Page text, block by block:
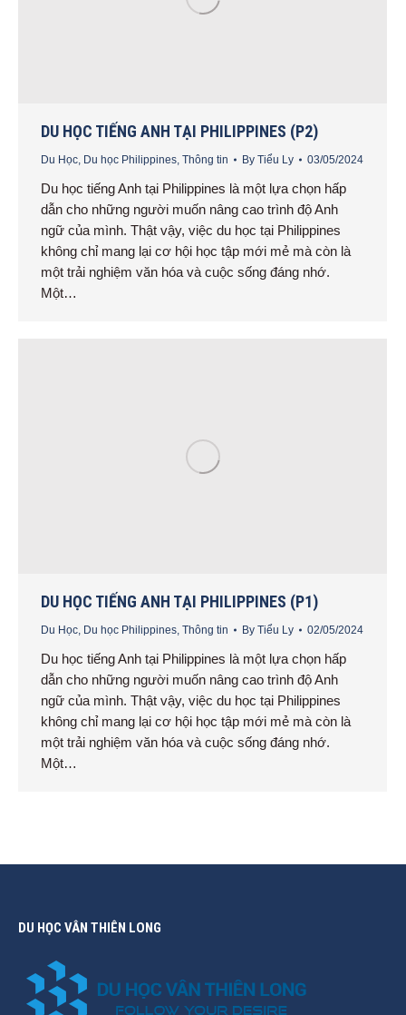
DU HỌC TIẾNG ANH TẠI PHILIPPINES (P2)
Du Học Du học Philippines Thông tin By Tiểu Ly 03/05/2024
Du học tiếng Anh tại Philippines là một lựa chọn hấp
dẫn cho những người muốn nâng cao trình độ Anh
ngữ của mình. Thật vậy, việc du học tại Philippines
không chỉ mang lại cơ hội học tập mới mẻ mà còn là
một trải nghiệm văn hóa và cuộc sống đáng nhớ.
Một…
DU HỌC TIẾNG ANH TẠI PHILIPPINES (P1)
Du Học Du học Philippines Thông tin By Tiểu Ly 02/05/2024
Du học tiếng Anh tại Philippines là một lựa chọn hấp
dẫn cho những người muốn nâng cao trình độ Anh
ngữ của mình. Thật vậy, việc du học tại Philippines
không chỉ mang lại cơ hội học tập mới mẻ mà còn là
một trải nghiệm văn hóa và cuộc sống đáng nhớ.
Một…
DU HỌC VÂN THIÊN LONG